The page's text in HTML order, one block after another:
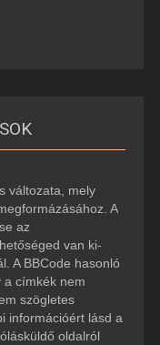
változata, mely
A
az
van ki-
A BBCode hasonló
a címkék nem
szögletes
információért lásd a
oldalról